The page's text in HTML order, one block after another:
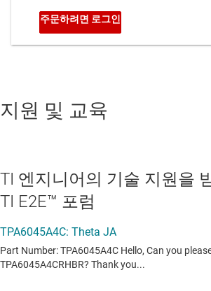
지원 및 교육
TI 엔지니어의 기술 지원을
TI E2E™ 포럼